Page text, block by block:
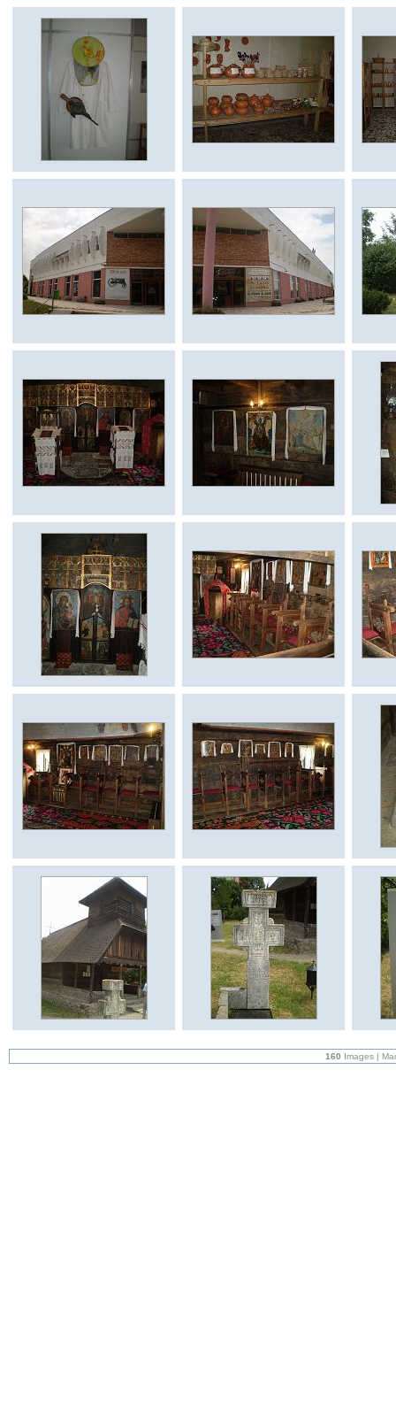
160 Images |